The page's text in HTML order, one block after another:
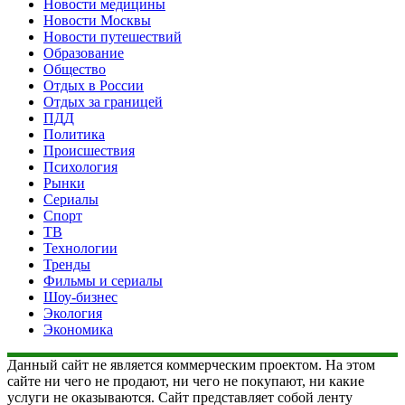
Новости медицины
Новости Москвы
Новости путешествий
Образование
Общество
Отдых в России
Отдых за границей
ПДД
Политика
Происшествия
Психология
Рынки
Сериалы
Спорт
ТВ
Технологии
Тренды
Фильмы и сериалы
Шоу-бизнес
Экология
Экономика
Данный сайт не является коммерческим проектом. На этом
сайте ни чего не продают, ни чего не покупают, ни какие
услуги не оказываются. Сайт представляет собой ленту